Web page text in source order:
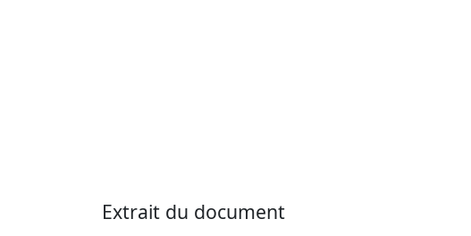
Extrait du document